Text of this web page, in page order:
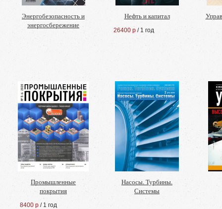
Энергобезопасность и
энергосбережение
Нефть и капитал
26400 р / 1 год
Промышленные
покрытия
8400 р / 1 год
Насосы. Турбины.
Системы